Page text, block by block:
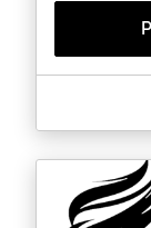
A PROPOS
COIFFURE
Samedi 8h
le jeudi de
le samedi